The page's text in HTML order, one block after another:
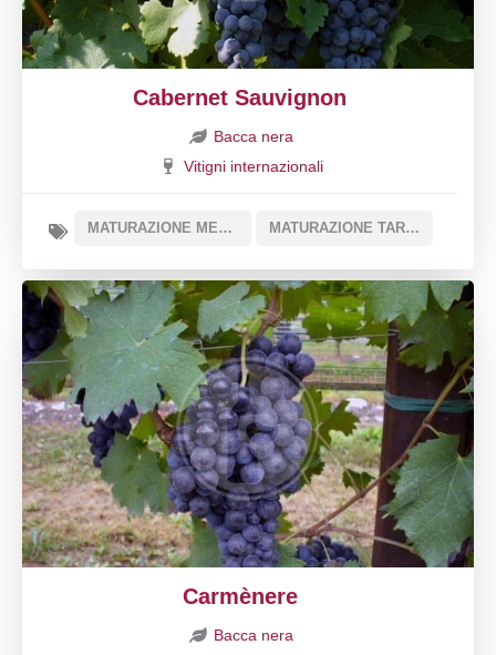
Cabernet Sauvignon
Bacca nera
Vitigni internazionali
MATURAZIONE MEDIA MATURAZIONE TARDIVA
Carmènere
Bacca nera